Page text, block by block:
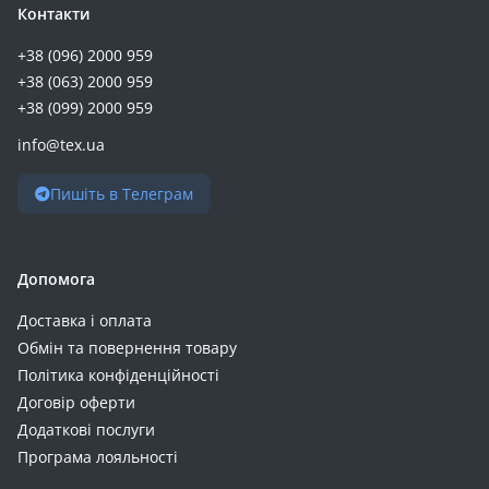
Realme 10 (+3)
Realme 12 Plus (+3)
Realme 14T (+3)
Realme 16 (+3)
Realme 5/6i (+3)
Realme C30 (+3)
Realme C75 4G / Realme C75x 4G (+3)
Realme Note 80 (+3)
Samsung Galaxy A255 A25 (+3)
Samsung Galaxy A36 A366 (+3)
Samsung Galaxy A56 A566 (+3)
Samsung A566 (+3)
Samsung Galaxy A576 A57 (+3)
Контакти
+38 (096) 2000 959
+38 (063) 2000 959
+38 (099) 2000 959
info@tex.ua
Пишіть в Телеграм
Допомога
Доставка і оплата
Обмін та повернення товару
Політика конфіденційності
Договір оферти
Додаткові послуги
Програма лояльності